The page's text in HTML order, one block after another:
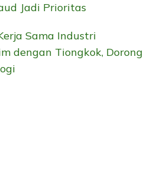
Jadi Prioritas
Sama Industri
dengan Tiongkok, Dorong